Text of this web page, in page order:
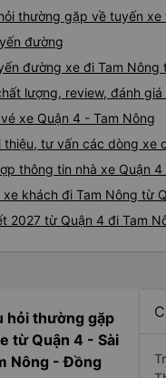
thường gặp về tuyến xe
đường
đường xe đi Tam Nông
lượng, review, đánh
vé xe Quận 4 - Tam Nông
thiệu, tư vấn các dòng xe
thông tin nhà xe Quận 4
khách đi Tam Nông từ
2027 từ Quận 4 đi Tam
hỏi thường gặp
từ Quận 4 - Sài
Nông - Đồng